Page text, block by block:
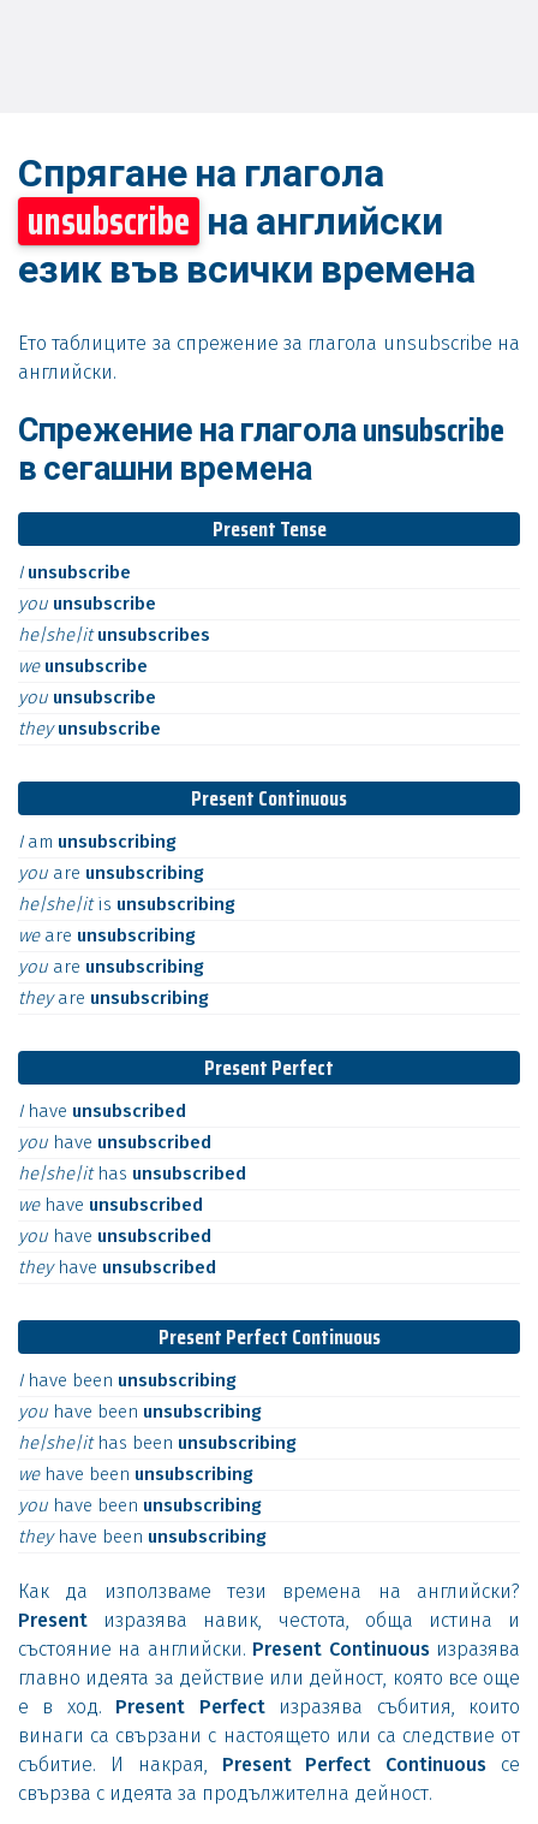
Спрягане на глагола
unsubscribe на английски
език във всички времена
Ето таблиците за спрежение за глагола unsubscribe на
английски.
Спрежение на глагола unsubscribe
в сегашни времена
Present Tense
I unsubscribe
you unsubscribe
he|she|itunsubscribes
we unsubscribe
you unsubscribe
theyunsubscribe
Present Continuous
I am unsubscribing
you are unsubscribing
he|she|itis unsubscribing
we are unsubscribing
you are unsubscribing
theyare unsubscribing
Present Perfect
I have unsubscribed
you have unsubscribed
he|she|it has unsubscribed
we have unsubscribed
you have unsubscribed
they have unsubscribed
Present Perfect Continuous
I have been unsubscribing
you have been unsubscribing
he|she|it has been unsubscribing
we have been unsubscribing
you have been unsubscribing
they have been unsubscribing
Как да използваме тези времена на английски?
Present изразява навик, честота, обща истина и
състояние на английски. Present Continuousизразява
главно идеята за действие или дейност, която все още
е в ход. Present Perfectизразява събития, които
винаги са свързани с настоящето или са следствие от
събитие. И накрая, Present Perfect Continuous се
свързва с идеята за продължителна дейност.